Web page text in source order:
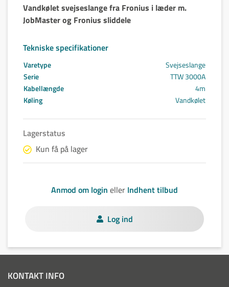
Vandkølet svejseslange fra Fronius i læder m.
JobMaster og Fronius sliddele
Tekniske specifikationer
Varetype
Svejseslange
Serie
TTW 3000A
Kabellængde
4m
Køling
Vandkølet
Lagerstatus
Kun få på lager
Anmod om login eller Indhent tilbud
Log ind
KONTAKT INFO